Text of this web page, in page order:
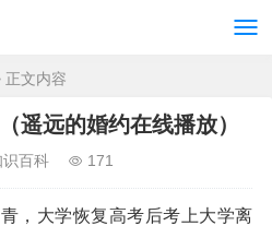
正文内容
遥远的婚约在线播放）
识百科 171
，大学恢复高考后考上大学离